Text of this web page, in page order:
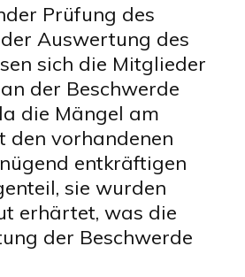
Prüfung des
Auswertung des
sich die Mitglieder
der Beschwerde
die Mängel am
den vorhandenen
entkräftigen
sie wurden
erhärtet, was die
der Beschwerde